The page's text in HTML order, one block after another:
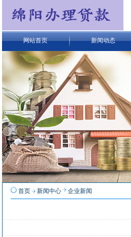
网站首页 新闻动态
首页 新闻中心 企业新闻